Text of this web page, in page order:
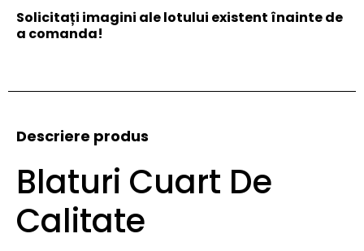
Solicitați imagini ale lotului existent înainte de
a comanda!
Descriere produs
Blaturi Cuart De
Calitate